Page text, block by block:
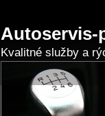
Autoservis-
Kvalitné služby a